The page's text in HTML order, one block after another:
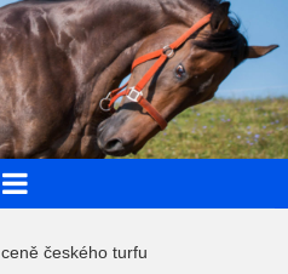
českého turfu